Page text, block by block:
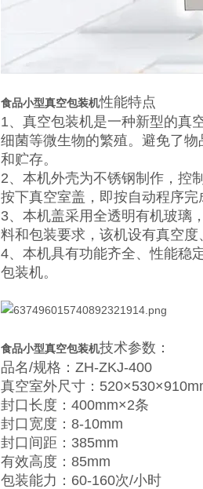
食品小型真空包装机性能特点
1、真空包装机是一种新型的真
细菌等微生物的繁殖。避免了
和贮存。
2、本机外壳为不锈钢制作，控
按下真空室盖，即按自动程序完
3、本机盖采用全透明有机玻璃
料和包装要求，该机设有真空度
4、本机具有功能齐全、性能稳
包装机。
食品小型真空包装机技术参数：
品名/规格：ZH-ZKJ-400
真空室外尺寸：
封口长度：400mm×2条
封口宽度：8-10mm
封口间距：385mm
有效高度：85mm
包装能力：60-160次/小时